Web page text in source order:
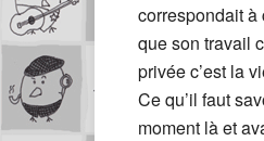
correspondait à
que son travail
privée c’est la
Ce qu’il faut
moment là et